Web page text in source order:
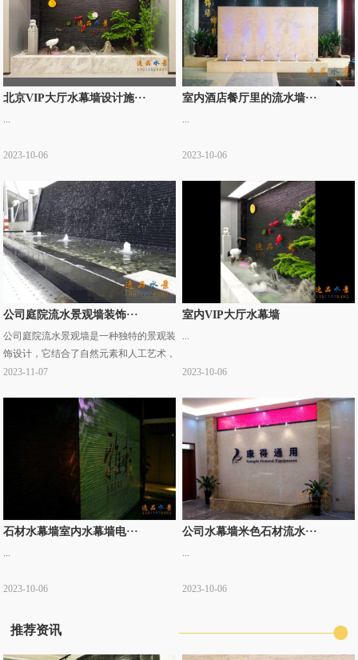
北京VIP大厅水幕墙设计施···
...
2023-10-06
室内酒店餐厅里的流水墙···
...
2023-10-06
公司庭院流水景观墙装饰···
公司庭院流水景观墙是一种独特的景观装
饰设计，它结合了自然元素和人工艺术，
为公司庭院增添了一种宁静、优雅的氛
例介绍：这个··· ...
2023-11-07
室内VIP大厅水幕墙
...
2023-10-06
石材水幕墙室内水幕墙电···
...
2023-10-06
公司水幕墙米色石材流水···
...
2023-10-06
推荐资讯